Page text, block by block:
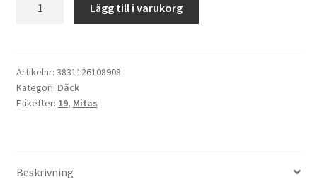
60H
ENDURO
TRAIL
(fram)
Lägg till i varukorg
Artikelnr: 3831126108908
Kategori: Däck
Etiketter: 19, Mitas
Beskrivning